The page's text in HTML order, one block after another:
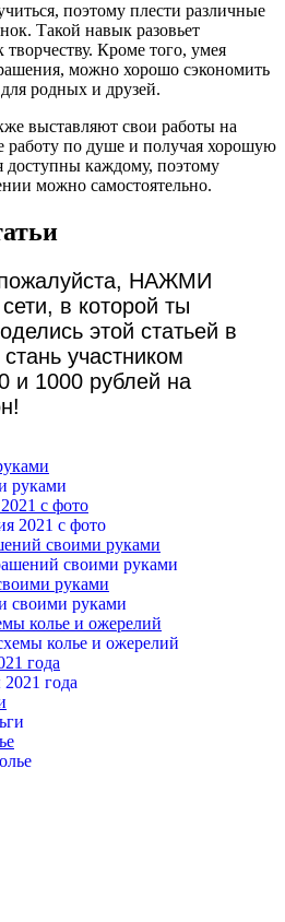
поэтому плести различные
Такой навык разовьет
Кроме того, умея
можно хорошо сэкономить
родных и друзей.
выставляют свои работы на
работу по душе и получая хорошую
каждому, поэтому
можно самостоятельно.
пожалуйста, НАЖМИ
в которой ты
этой статьей в
участником
и 1000 рублей на
с фото
своими руками
руками
колье и ожерелий
года